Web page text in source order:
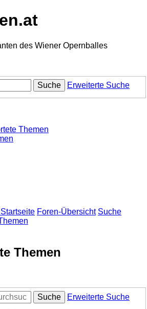
des Wiener Opernballes
Suche Erweiterte Suche
Themen
Foren-Übersicht Suche
Themen
Suche
Erweiterte Suche